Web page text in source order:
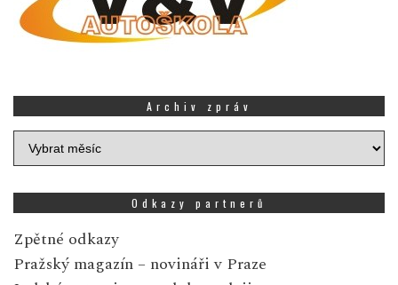
Archiv zpráv
Archiv
zpráv
Odkazy partnerů
Zpětné odkazy
Pražský magazín – novináři v Praze